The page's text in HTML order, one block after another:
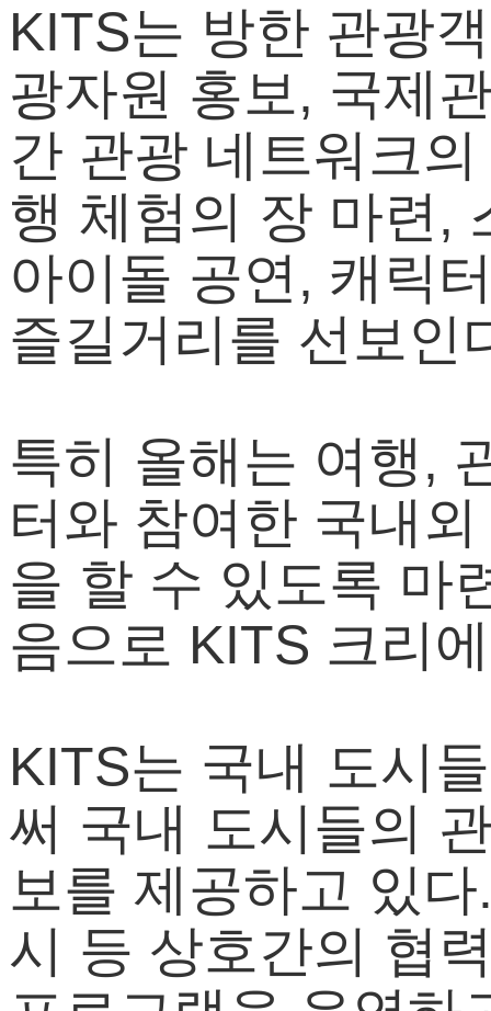
KITS는 방한 관광
광자원 홍보, 국제
간 관광 네트워크
행 체험의 장 마련,
아이돌 공연, 캐릭
즐길거리를 선보인
특히 올해는 여행,
터와 참여한 국내
을 할 수 있도록 마
음으로 KITS 크리
KITS는 국내 도시
써 국내 도시들의
보를 제공하고 있
시 등 상호간의 협